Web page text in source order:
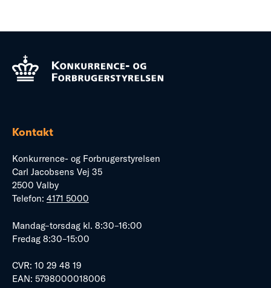
Kontakt
Konkurrence- og Forbrugerstyrelsen
Carl Jacobsens Vej 35
2500 Valby
Telefon: 4171 5000
Mandag–torsdag kl. 8:30–16:00
Fredag 8:30–15:00
CVR: 10 29 48 19
EAN: 5798000018006